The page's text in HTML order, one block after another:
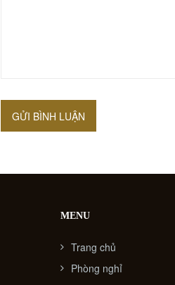
GỬI BÌNH LUẬN
MENU
Trang chủ
Phòng nghỉ